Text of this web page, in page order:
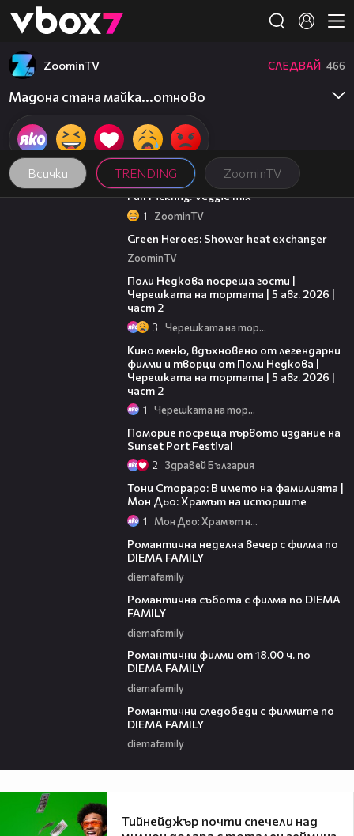
👾
Всички TRENDING ZoominTV
ZoominTV СЛЕДВАЙ 466
Мадона стана майка...отново
01:10
Fall Pickling: Veggie mix
1 ZoominTV
Green Heroes: Shower heat exchanger
ZoominTV
Поли Недкова посреща гости |
Черешката на тортата | 5 авг. 2026 |
част 2
3 Черешката на тортата
Кино меню, вдъхновено от легендарни
филми и творци от Поли Недкова |
Черешката на тортата | 5 авг. 2026 |
част 2
1 Черешката на тортата
Поморие посреща първото издание на
Sunset Port Festival
2 Здравей България
Тони Стораро: В името на фамилията |
Мон Дьо: Храмът на историите
1 Мон Дьо: Храмът на историите
Романтична неделна вечер с филма по
DIEMA FAMILY
diemafamily
Романтична събота с филма по DIEMA
FAMILY
diemafamily
Романтични филми от 18.00 ч. по
DIEMA FAMILY
diemafamily
Романтични следобеди с филмите по
DIEMA FAMILY
diemafamily
Тийнейджър почти спечели над